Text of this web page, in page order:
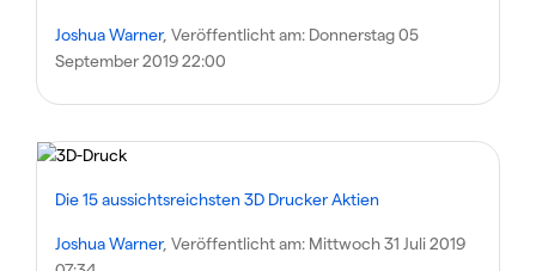
Joshua Warner, Veröffentlicht am: Donnerstag 05
September 2019 22:00
Die 15 aussichtsreichsten 3D Drucker Aktien
Joshua Warner, Veröffentlicht am: Mittwoch 31 Juli 2019